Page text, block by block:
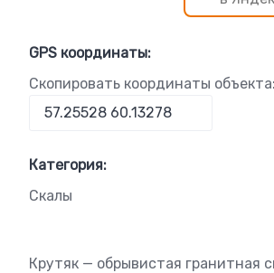
GPS координаты:
Скопировать координаты объекта:
Категория:
Скалы
Крутяк — обрывистая гранитная